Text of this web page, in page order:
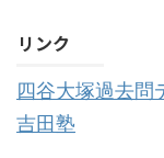
リンク
四谷大塚過去問
吉田塾